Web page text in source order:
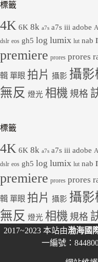
標籤
4K 6K 8k a7s a7s iii adobe
dslr eos gh5 log lumix lut nab
premiere prores prores
輯 單眼 拍片 攝影 攝影
無反 燈光 相機 規格
標籤
4K 6K 8k a7s a7s iii adobe
dslr eos gh5 log lumix lut nab
premiere prores prores
輯 單眼 拍片 攝影 攝影
無反 燈光 相機 規格
2017~2023 本站由渤海國
一編號：